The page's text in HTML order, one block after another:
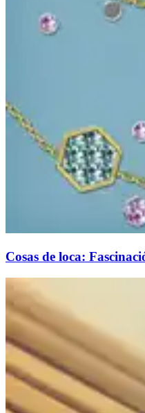
Cosas de loca: